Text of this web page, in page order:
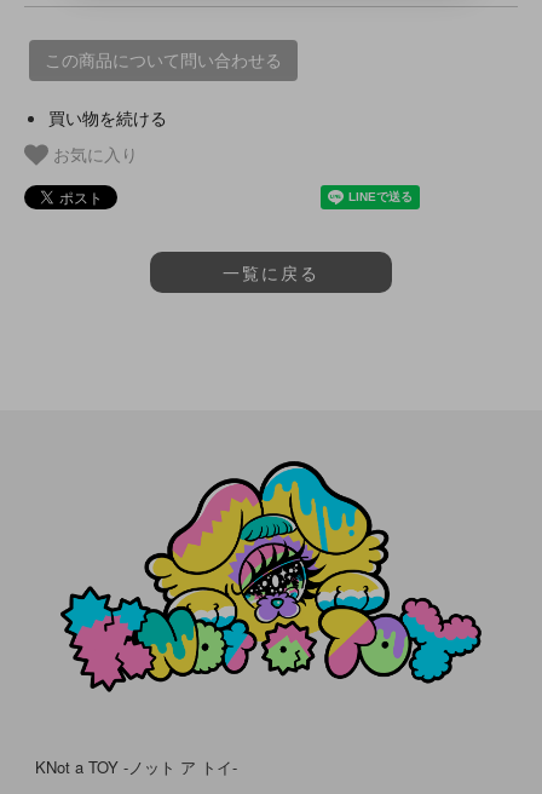
この商品について問い合わせる
買い物を続ける
お気に入り
一覧に戻る
KNot a TOY -ノット ア トイ-